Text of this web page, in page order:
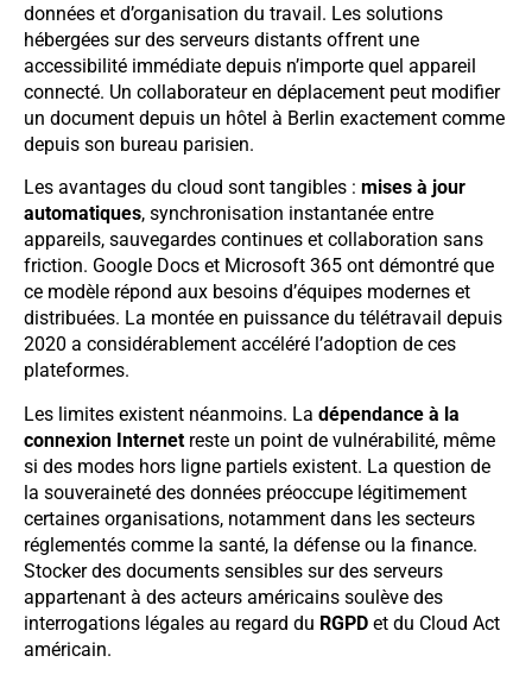
données et d’organisation du travail. Les solutions
hébergées sur des serveurs distants offrent une
accessibilité immédiate depuis n’importe quel appareil
connecté. Un collaborateur en déplacement peut modifier
un document depuis un hôtel à Berlin exactement comme
depuis son bureau parisien.
Les avantages du cloud sont tangibles : mises à jour
automatiques, synchronisation instantanée entre
appareils, sauvegardes continues et collaboration sans
friction. Google Docs et Microsoft 365 ont démontré que
ce modèle répond aux besoins d’équipes modernes et
distribuées. La montée en puissance du télétravail depuis
2020 a considérablement accéléré l’adoption de ces
plateformes.
Les limites existent néanmoins. La dépendance à la
connexion Internet reste un point de vulnérabilité, même
si des modes hors ligne partiels existent. La question de
la souveraineté des données préoccupe légitimement
certaines organisations, notamment dans les secteurs
réglementés comme la santé, la défense ou la finance.
Stocker des documents sensibles sur des serveurs
appartenant à des acteurs américains soulève des
interrogations légales au regard du RGPD et du Cloud Act
américain.